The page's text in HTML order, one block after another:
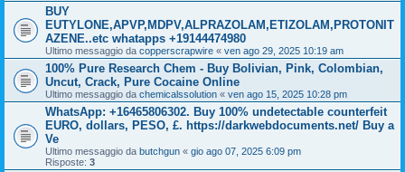
BUY
EUTYLONE,APVP,MDPV,ALPRAZOLAM,ETIZOLAM,PROTONIT
AZENE..etc whatapps +19144474980
Ultimo messaggio da copperscrapwire « ven ago 29, 2025 10:19 am
100% Pure Research Chem - Buy Bolivian, Pink, Colombian,
Uncut, Crack, Pure Cocaine Online
Ultimo messaggio da chemicalssolution « ven ago 15, 2025 10:28 pm
WhatsApp: +16465806302. Buy 100% undetectable counterfeit
EURO, dollars, PESO, £. https://darkwebdocuments.net/ Buy a
Ve
Ultimo messaggio da butchgun « gio ago 07, 2025 6:09 pm
Risposte: 3